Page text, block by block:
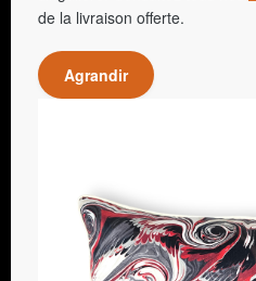
de la livraison offerte.
Agrandir